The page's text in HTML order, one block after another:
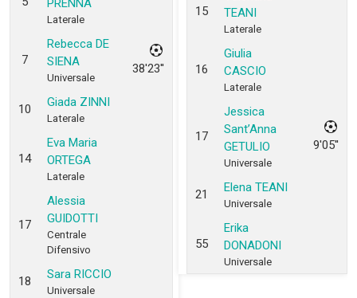
PRENNA
Laterale
7
Rebecca DE
SIENA
Universale
38'23''
10 Giada ZINNI
Laterale
14
Eva Maria
ORTEGA
Laterale
17
Alessia
GUIDOTTI
Centrale
Difensivo
18 Sara RICCIO
Universale
15
TEANI
Laterale
16
Giulia
CASCIO
Laterale
17
Jessica
Sant’Anna
GETULIO
Universale
9'05''
21 Elena TEANI
Universale
55
Erika
DONADONI
Universale